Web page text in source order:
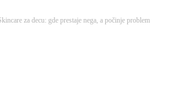
za decu: gde prestaje nega, a počinje problem